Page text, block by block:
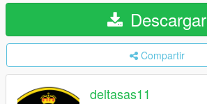
Descargar
Compartir
deltasas11